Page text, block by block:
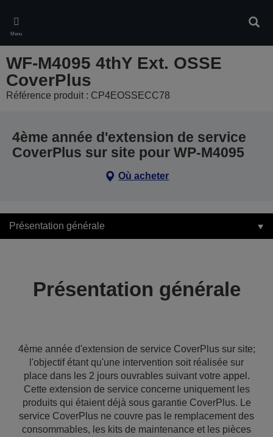
main
content
Menu
WF-M4095 4thY Ext. OSSE
CoverPlus
Référence produit : CP4EOSSECC78
4ème année d'extension de service
CoverPlus sur site pour WP-M4095
Où acheter
Présentation générale
Présentation générale
4ème année d'extension de service CoverPlus sur site;
l'objectif étant qu'une intervention soit réalisée sur
place dans les 2 jours ouvrables suivant votre appel.
Cette extension de service concerne uniquement les
produits qui étaient déjà sous garantie CoverPlus. Le
service CoverPlus ne couvre pas le remplacement des
consommables, les kits de maintenance et les pièces